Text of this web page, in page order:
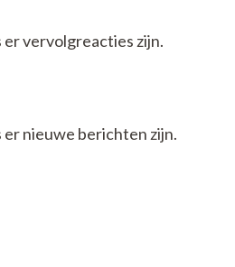
er vervolgreacties zijn.
er nieuwe berichten zijn.